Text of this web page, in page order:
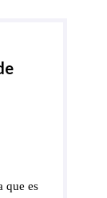
que es